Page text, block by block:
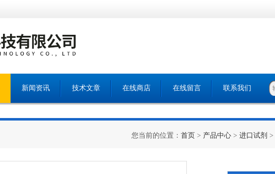
新闻资讯 技术文章 在线商店 在线留言 联系我们
您当前的位置： 首页 > 产品中心 > 进口试剂 >